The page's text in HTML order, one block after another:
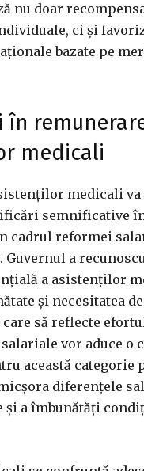
nu doar
ci și
bazate pe
în
medicali
medicali va
semnificative
cadrul reformei
Guvernul a
a asistenților
și necesitatea
care să reflecte
vor aduce o
această categorie
diferențele
și a îmbunătăți